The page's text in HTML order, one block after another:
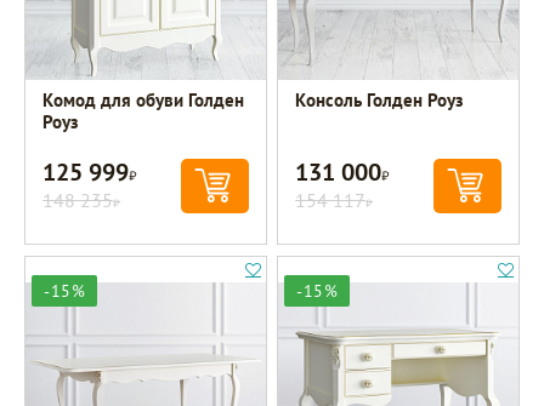
Комод для обуви Голден
Роуз
125 999Р
148 235Р
Консоль Голден Роуз
131 000Р
154 117Р
-15% -15%